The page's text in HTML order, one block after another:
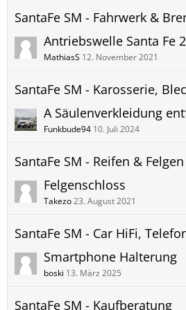
SantaFe SM - Fahrwerk &
Antriebswelle Santa Fe
MathiasS 12. November 2021
SantaFe SM - Karosserie,
A Säulenverkleidung
Funkbude94 10. Juli 2024
SantaFe SM - Reifen & Felgen
Felgenschloss
Takezo23. August 2021
SantaFe SM - Car HiFi,
Smartphone Halterung
boski 13. März 2025
SantaFe SM - Kaufberatung